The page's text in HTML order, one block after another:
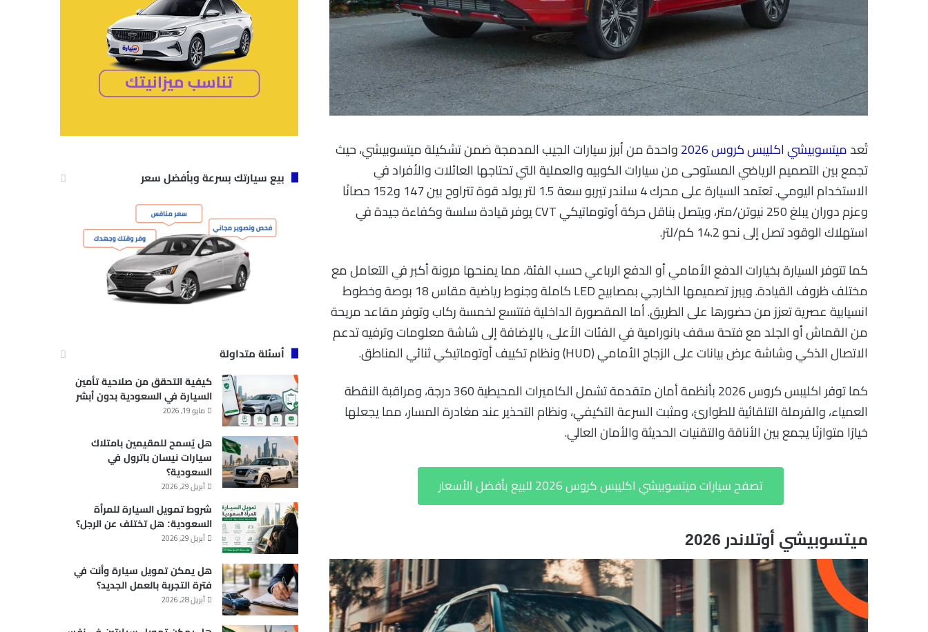
تُعدميتسوبيشي اكليبس كروس 2026
واحدة من أبرز سيارات الجيب المدمجة ضمن تشكيلة ميتسوبيشي، حيث
تجمع بين التصميم الرياضي المستوحى من سيارات الكوبيه والعملية التي تحتاجها العائلات والأفراد في
الاستخدام اليومي. تعتمد السيارة على محرك 4 سلندر تيربو سعة 1.5 لتر يولد قوة تتراوح بين 147 و152 حصانًا
وعزم دوران يبلغ 250 نيوتن/متر، ويتصل بناقل حركة أوتوماتيكي CVT يوفر قيادة سلسة وكفاءة جيدة في
استهلاك الوقود تصل إلى نحو 14.2 كم/لتر.
كما تتوفر السيارة بخيارات الدفع الأمامي أو الدفع الرباعي حسب الفئة، مما يمنحها مرونة أكبر في التعامل مع
مختلف ظروف القيادة. ويبرز تصميمها الخارجي بمصابيح LED كاملة وجنوط رياضية مقاس 18 بوصة وخطوط
انسيابية عصرية تعزز من حضورها على الطريق. أما المقصورة الداخلية فتتسع لخمسة ركاب وتوفر مقاعد مريحة
من القماش أو الجلد مع فتحة سقف بانورامية في الفئات الأعلى، بالإضافة إلى شاشة معلومات وترفيه تدعم
الاتصال الذكي وشاشة عرض بيانات على الزجاج الأمامي (HUD) ونظام تكييف أوتوماتيكي ثنائي المناطق.
كما توفر اكليبس كروس 2026 بأنظمة أمان متقدمة تشمل الكاميرات المحيطية 360 درجة، ومراقبة النقطة
العمياء، والفرملة التلقائية للطوارئ، ومثبت السرعة التكيفي، ونظام التحذير عند مغادرة المسار، مما يجعلها
خيارًا متوازنًا يجمع بين الأناقة والتقنيات الحديثة والأمان العالي.
تصفح سيارات ميتسوبيشي اكليبس كروس 2026 للبيع بأفضل الأسعار
ميتسوبيشي أوتلاندر 2026
بيع سيارتك بسرعة وبأفضل سعر
أسئلة متداولة
كيفية التحقق من صلاحية تأمين
السيارة في السعودية بدون أبشر
مايو 19, 2026
هل يُسمح للمقيمين بامتلاك
سيارات نيسان باترول في
السعودية؟
أبريل 29, 2026
شروط تمويل السيارة للمرأة
السعودية: هل تختلف عن الرجل؟
أبريل 29, 2026
هل يمكن تمويل سيارة وأنت في
فترة التجربة بالعمل الجديد؟
أبريل 28, 2026